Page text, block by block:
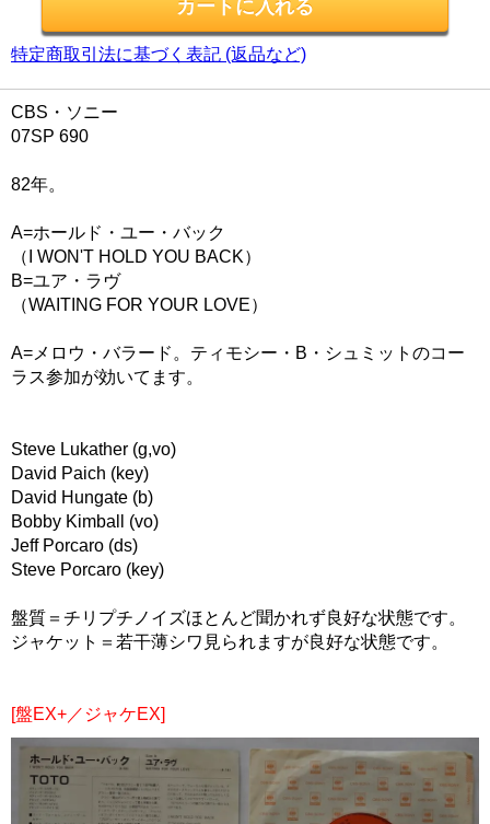
特定商取引法に基づく表記 (返品など)
CBS・ソニー
07SP 690
82年。
A=ホールド・ユー・バック
（I WON'T HOLD YOU BACK）
B=ユア・ラヴ
（WAITING FOR YOUR LOVE）
A=メロウ・バラード。ティモシー・B・シュミットのコー
ラス参加が効いてます。
Steve Lukather (g,vo)
David Paich (key)
David Hungate (b)
Bobby Kimball (vo)
Jeff Porcaro (ds)
Steve Porcaro (key)
盤質＝チリプチノイズほとんど聞かれず良好な状態です。
ジャケット＝若干薄シワ見られますが良好な状態です。
[盤EX+／ジャケEX]